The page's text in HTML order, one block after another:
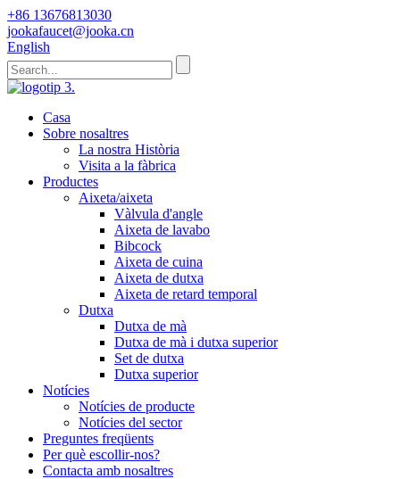
+86 13676813030
jookafaucet@jooka.cn
English
Casa
Sobre nosaltres
La nostra Història
Visita a la fàbrica
Productes
Aixeta/aixeta
Vàlvula d'angle
Aixeta de lavabo
Bibcock
Aixeta de cuina
Aixeta de dutxa
Aixeta de retard temporal
Dutxa
Dutxa de mà
Dutxa de mà i dutxa superior
Set de dutxa
Dutxa superior
Notícies
Notícies de producte
Notícies del sector
Preguntes freqüents
Per què escollir-nos?
Contacta amb nosaltres